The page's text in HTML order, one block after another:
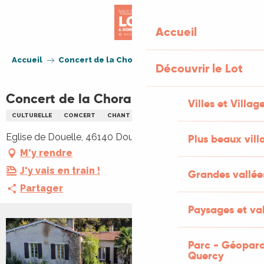
Accueil
Découvrir le Lot
Villes et
Plus beaux
Grandes
Paysages et
Parc -
Quercy
Accueil Concert de la Chorale de Douelle
Concert de la Chorale de Douelle
CULTURELLE CONCERT CHANT
Eglise de Douelle, 46140 Douelle
M'y rendre
J'y vais en train !
Partager